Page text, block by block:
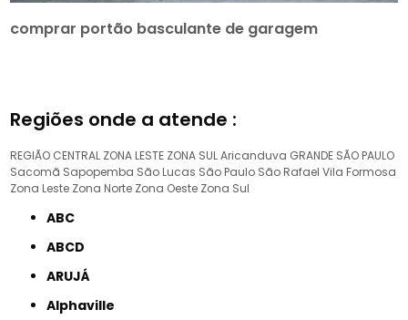
comprar portão basculante de garagem
Regiões onde a atende :
REGIÃO CENTRAL ZONA LESTE ZONA SULAricanduva GRANDE SÃO PAULO
Sacomã Sapopemba São Lucas São Paulo São Rafael Vila Formosa
Zona Leste Zona Norte Zona Oeste Zona Sul
ABC
ABCD
ARUJÁ
Alphaville